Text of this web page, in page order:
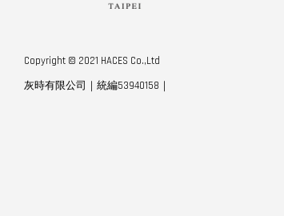
Copyright © 2021 HACES Co.,Ltd
灰時有限公司｜統編53940158｜